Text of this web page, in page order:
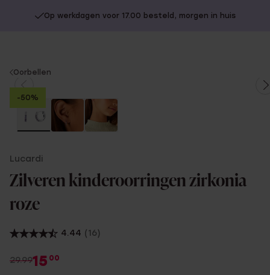
Op werkdagen voor 17.00 besteld, morgen in huis
You
are
here:
Oorbellen
-50%
Lucardi
Zilveren kinderoorringen zirkonia
roze
4.44 (16)
29.9915 00